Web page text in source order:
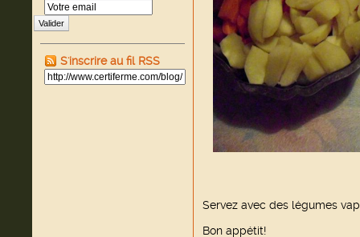
Valider
S'inscrire au fil RSS
Servez avec des légumes
Bon appétit!